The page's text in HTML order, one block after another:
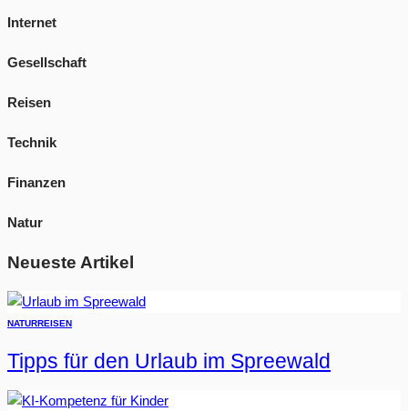
Internet
Gesellschaft
Reisen
Technik
Finanzen
Natur
Neueste Artikel
NATURREISEN
Tipps für den Urlaub im Spreewald